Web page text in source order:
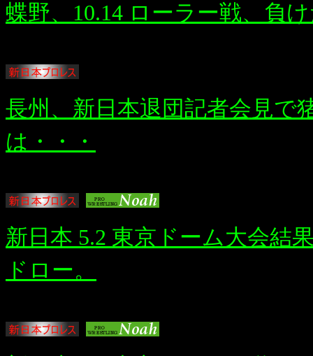
蝶野、10.14 ローラー戦、負
長州、新日本退団記者会見で
は・・・
新日本 5.2 東京ドーム大会
ドロー。